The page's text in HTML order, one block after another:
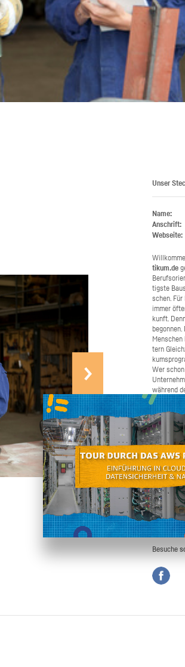
Selbst an­pa­cken
Unser
Name:
Anschrift:
Webseite:
ti­kum.de
tigs­te
schen.
immer
kunft.
tern
Wer
wäh­rend
ma­chen.
Bei­trag
schnel­ler
chen Sie
ren und
den
an, wenn
nen oder
möch­ten.
Besuche